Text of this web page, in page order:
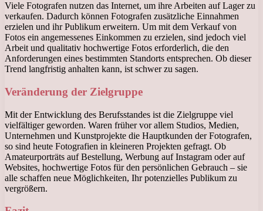
Viele Fotografen nutzen das Internet, um ihre Arbeiten auf Lager zu
verkaufen. Dadurch können Fotografen zusätzliche Einnahmen
erzielen und ihr Publikum erweitern. Um mit dem Verkauf von
Fotos ein angemessenes Einkommen zu erzielen, sind jedoch viel
Arbeit und qualitativ hochwertige Fotos erforderlich, die den
Anforderungen eines bestimmten Standorts entsprechen. Ob dieser
Trend langfristig anhalten kann, ist schwer zu sagen.
Veränderung der Zielgruppe
Mit der Entwicklung des Berufsstandes ist die Zielgruppe viel
vielfältiger geworden. Waren früher vor allem Studios, Medien,
Unternehmen und Kunstprojekte die Hauptkunden der Fotografen,
so sind heute Fotografien in kleineren Projekten gefragt. Ob
Amateurporträts auf Bestellung, Werbung auf Instagram oder auf
Websites, hochwertige Fotos für den persönlichen Gebrauch – sie
alle schaffen neue Möglichkeiten, Ihr potenzielles Publikum zu
vergrößern.